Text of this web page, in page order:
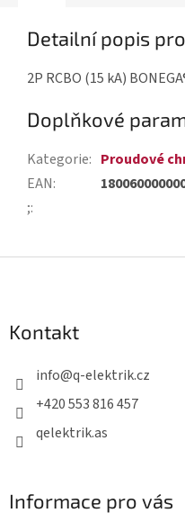
Detailní popis
2P RCBO (15 kA)
Doplňkové
Kategorie: Proudové
EAN:
;:
p
aKontakt
info@q-elektrik.cz
+420 553 816 457
qelektrik.as
Informace pro vás